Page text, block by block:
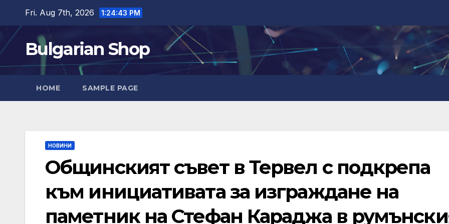
content
Fri. Aug 7th, 2026 1:24:44 PM
Bulgarian Shop
HOME SAMPLE PAGE
НОВИНИ
Общинският съвет в Тервел с подкрепа
към инициативата за изграждане на
паметник на Стефан Караджа в